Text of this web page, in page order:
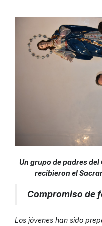
Un grupo de padres del
recibieron el
Compromiso de
Los jóvenes han sido